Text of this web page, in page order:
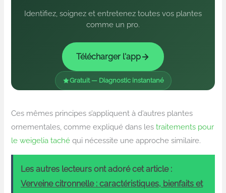
Identifiez, soignez et entretenez toutes vos plantes
comme un pro.
Télécharger l'app
Gratuit — Diagnostic instantané
Ces mêmes principes s’appliquent à d’autres plantes
ornementales, comme expliqué dans lestraitements pour
le weigelia taché qui nécessite une approche similaire.
Les autres lecteurs ont adoré cet article :
Verveine citronnelle : caractéristiques, bienfaits et